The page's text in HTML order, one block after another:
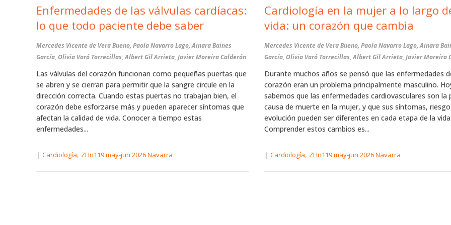
Enfermedades de las válvulas cardíacas:
lo que todo paciente debe saber
Mercedes Vicente de Vera Bueno, Paola Navarro Lago, Ainara Baines
García, Olivia Varó Torrecillas, Albert Gil Arrieta, Javier Moreira Calderón
Las válvulas del corazón funcionan como pequeñas puertas que
se abren y se cierran para permitir que la sangre circule en la
dirección correcta. Cuando estas puertas no trabajan bien, el
corazón debe esforzarse más y pueden aparecer síntomas que
afectan la calidad de vida. Conocer a tiempo estas
enfermedades...
| Cardiología, ZHn119 may-jun 2026 Navarra
Cardiología en la mujer a lo largo
vida: un corazón que cambia
Mercedes Vicente de Vera Bueno, Paola Navarro Lago, Ainara
García, Olivia Varó Torrecillas, Albert Gil Arrieta, Javier Moreira
Durante muchos años se pensó que las enfermedades
corazón eran un problema principalmente masculino.
sabemos que las enfermedades cardiovasculares son la
causa de muerte en la mujer, y que sus síntomas,
evolución pueden ser diferentes en cada etapa de la vida.
Comprender estos cambios es...
|Cardiología, ZHn119 may-jun 2026 Navarra